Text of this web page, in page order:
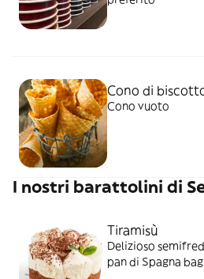
Cono di
Cono vuoto
I nostri barattolini di
Tiramisù
Delizioso
pan di Spagna